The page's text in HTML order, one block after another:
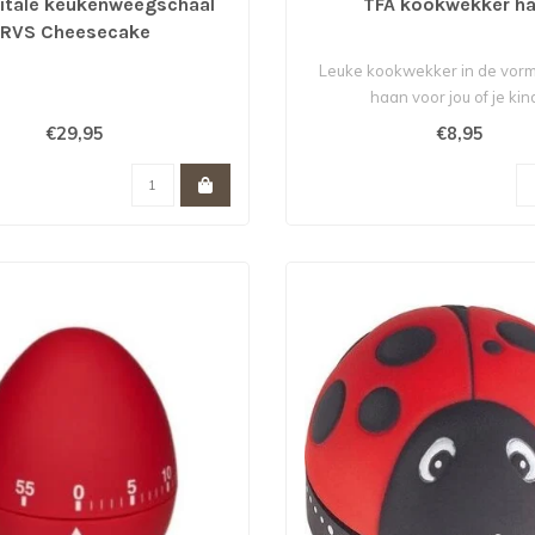
RVS Cheesecake
€29,95
Leuke kookwekker in de
haan voor jou of je
€8,95